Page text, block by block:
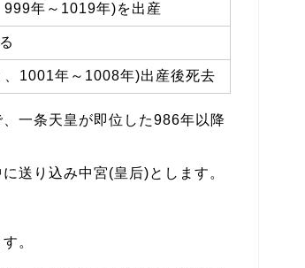
年～1019年)を出産
1001年～1008年)出産後死去
一条天皇が即位した986年以降
送り込み中宮(皇后)とします。
。